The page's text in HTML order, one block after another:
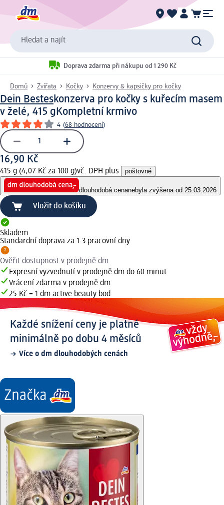
Hledat a najít
Doprava zdarma při nákupu od 1 290 Kč
Domů Zvířata Kočky Konzervy & kapsičky pro kočky
Dein Besteskonzerva pro kočky s kuřecím masem
v želé, 415 g Kompletní krmivo
4 (68 hodnocení)
16,90 Kč
415 g (4,07 Kč za 100 g)vč. DPH plus poštovné
dlouhodobá cenanebyla zvýšena od 25.03.2026
Vložit do košíku
Skladem
Standardní doprava za 1-3 pracovní dny
Ověřit dostupnost v prodejně dm
Expresní vyzvednutí v prodejně dm do 60 minut
Vrácení zdarma v prodejně dm
25 Kč = 1 dm active beauty bod
Každé snížení ceny je platné
minimálně po dobu 4 měsíců
Více o dm dlouhodobých cenách